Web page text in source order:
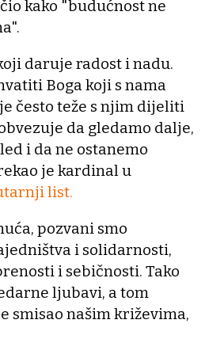
kako "budućnost ne
daruje radost i nadu.
Boga koji s nama
često teže s njim dijeliti
da gledamo dalje,
i da ne ostanemo
je kardinal u
list.
pozvani smo
i solidarnosti,
i sebičnosti. Tako
ljubavi, a tom
smisao našim križevima,